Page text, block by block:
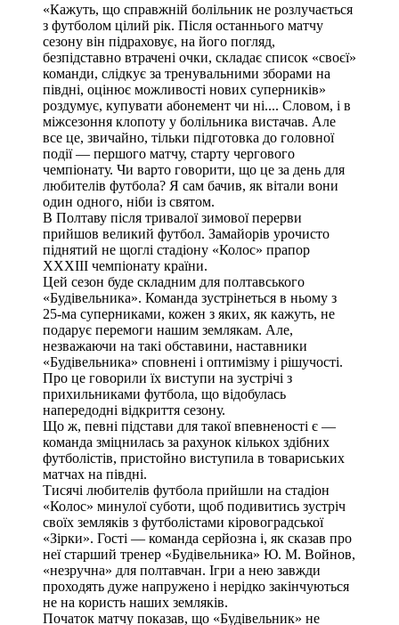
«Кажуть, що справжній болільник не розлучається
з футболом цілий рік. Після останнього матчу
сезону він підраховує, на його погляд,
безпідставно втрачені очки, складає список «своєї»
команди, слідкує за тренувальними зборами на
півдні, оцінює можливості нових суперників»
роздумує, купувати абонемент чи ні.... Словом, і в
міжсезоння клопоту у болільника вистачав. Але
все це, звичайно, тільки підготовка до головної
події — першого матчу, старту чергового
чемпіонату. Чи варто говорити, що це за день для
любителів футбола? Я сам бачив, як вітали вони
один одного, ніби із святом.
В Полтаву після тривалої зимової перерви
прийшов великий футбол. Замайорів урочисто
піднятий не щоглі стадіону «Колос» прапор
XXXIIІ чемпіонату країни.
Цей сезон буде складним для полтавського
«Будівельника». Команда зустрінеться в ньому з
25-ма суперниками, кожен з яких, як кажуть, не
подарує перемоги нашим землякам. Але,
незважаючи на такі обставини, наставники
«Будівельника» сповнені і оптимізму і рішучості.
Про це говорили їх виступи на зустрічі з
прихильниками футбола, що відобулась
напередодні відкриття сезону.
Що ж, певні підстави для такої впевненості є —
команда зміцнилась за рахунок кількох здібних
футболістів, пристойно виступила в товариських
матчах на півдні.
Тисячі любителів футбола прийшли на стадіон
«Колос» минулої суботи, щоб подивитись зустріч
своїх земляків з футболістами кіровоградської
«Зірки». Гості — команда серйозна і, як сказав про
неї старший тренер «Будівельника» Ю. М. Войнов,
«незручна» для полтавчан. Ігри а нею завжди
проходять дуже напружено і нерідко закінчуються
не на користь наших земляків.
Початок матчу показав, що «Будівельник» не